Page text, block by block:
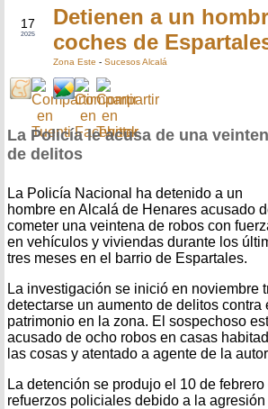
17
2025
Detienen a un
coches de
Zona Este - Sucesos Alcalá
La Policía le acusa de una
de delitos
La Policía Nacional ha detenido a un
hombre en Alcalá de Henares acusado
cometer una veintena de robos con
en vehículos y viviendas durante los
tres meses en el barrio de Espartales.
La investigación se inició en noviembre
detectarse un aumento de delitos contra
patrimonio en la zona. El sospechoso
acusado de ocho robos en casas
las cosas y atentado a agente de la
La detención se produjo el 10 de
refuerzos policiales debido a la